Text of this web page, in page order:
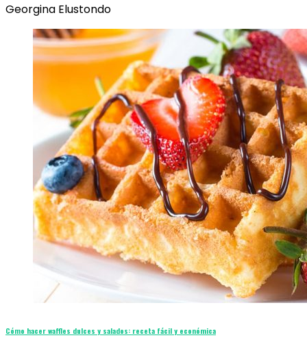
Georgina Elustondo
Cómo hacer waffles dulces y salados: receta fácil y económica